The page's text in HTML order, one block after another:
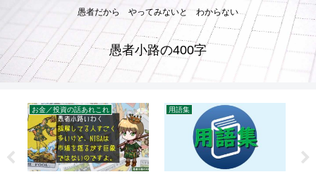
愚者だから やってみないと わからない
愚者小路の400字
お金／投資の話あれこれ 用語集